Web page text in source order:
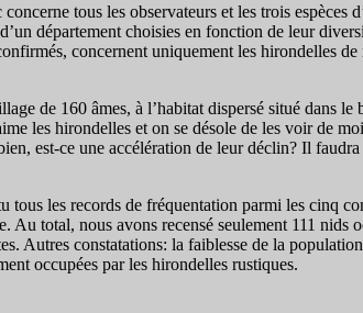
tous les observateurs et les trois espèces
département choisies en fonction de leur
concernent uniquement les hirondelles
de 160 âmes, à l’habitat dispersé situé
les hirondelles et on se désole de les voir de
est-ce une accélération de leur déclin? Il
les records de fréquentation parmi les cinq
Au total, nous avons recensé seulement 111
Autres constatations: la faiblesse de la
occupées par les hirondelles rustiques.